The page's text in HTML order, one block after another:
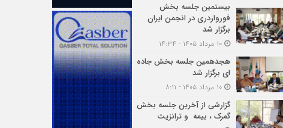
بیستمین جلسه بخش
فورواردری در انجمن ایران
برگزار شد
۱۰ مرداد ۱۴۰۵ - ۱۴:۳۴
هجدهمین جلسه بخش جاده
ای برگزار شد
۱۰ مرداد ۱۴۰۵ - ۸:۱۱
گزارشی از آخرین جلسه بخش
گمرک ، بیمه و ترانزیت